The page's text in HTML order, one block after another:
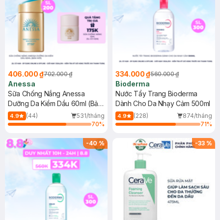
406.000 ₫702.000 ₫
Anessa
Sữa Chống Nắng Anessa
Dưỡng Da Kiềm Dầu 60ml (Bản
Mới)
4.9 (44)
531/tháng
70%
334.000 ₫560.000 ₫
Bioderma
Nước Tẩy Trang Bioderma
Dành Cho Da Nhạy Cảm 500ml
4.9 (228)
874/tháng
71%
-40% -33 %